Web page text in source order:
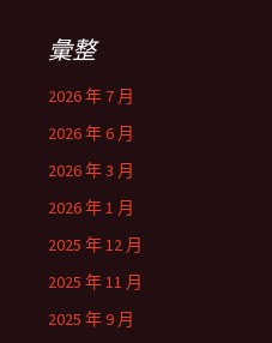
彙整
2026 年 7 月
2026 年 6 月
2026 年 3 月
2026 年 1 月
2025 年 12 月
2025 年 11 月
2025 年 9 月